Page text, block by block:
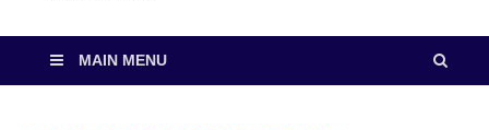
MAIN MENU